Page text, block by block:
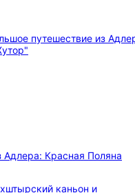
Адлера: Красная Поляна
каньон и